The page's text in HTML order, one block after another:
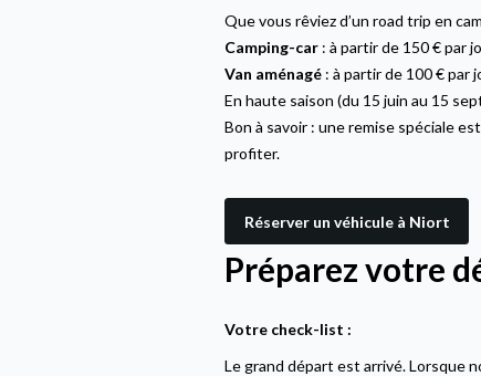
Que vous rêviez d’un road trip en
Camping-car : à partir de 150 € par
Van aménagé : à partir de 100 € par
En haute saison (du 15 juin au 15
Bon à savoir : une remise spéciale
profiter.
Réserver un véhicule à Niort
Préparez votre
Votre check-list :
Le grand départ est arrivé. Lorsque